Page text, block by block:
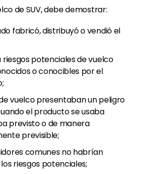
de SUV, debe demostrar:
fabricó, distribuyó o vendió el
riesgos potenciales de vuelco
o conocibles por el
vuelco presentaban un peligro
el producto se usaba
previsto o de manera
previsible;
comunes no habrían
riesgos potenciales;